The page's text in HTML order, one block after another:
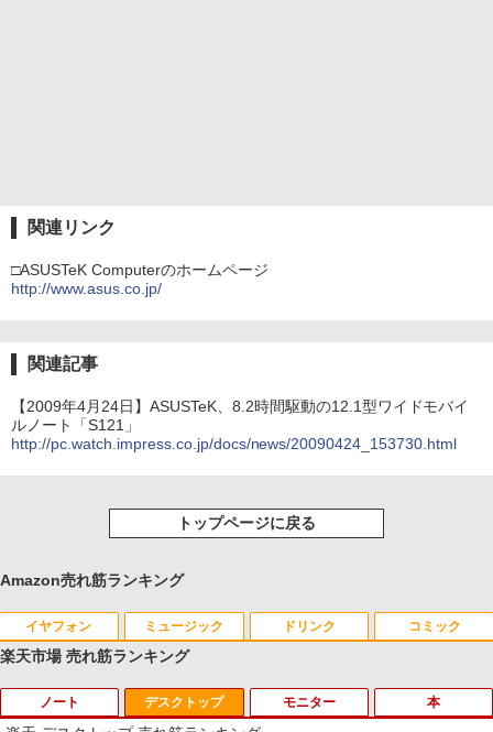
関連リンク
□ASUSTeK Computerのホームページ
http://www.asus.co.jp/
関連記事
【2009年4月24日】ASUSTeK、8.2時間駆動の12.1型ワイドモバイ
ルノート「S121」
http://pc.watch.impress.co.jp/docs/news/20090424_153730.html
トップページに戻る
Amazon売れ筋ランキング
イヤフォン
Anker Soundcore P40i オフホワイト
ミュージック
BRUCE WAYNE feat. Flo Milli, ATL Jacob
[Explicit]
ドリンク
【Amazon.co.jp限定】 い・ろ・は・す 2L P
ET ラベルレス ×8本
コミック
薬屋のひとりごと 17巻 (デジタル版ビッグガ
ンガンコミックス)
楽天市場 売れ筋ランキング
ノート デスクトップ モニター 本